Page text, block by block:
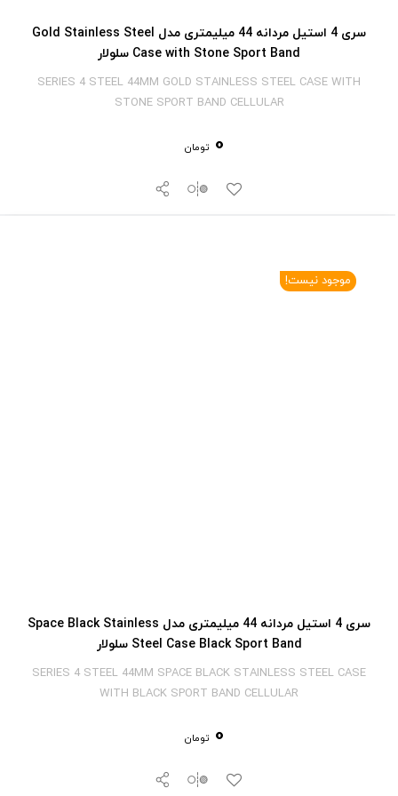
سری 4 استیل مردانه 44 میلیمتری مدل Gold Stainless Steel
Case with Stone Sport Band سلولار
SERIES 4 STEEL 44MM GOLD STAINLESS STEEL CASE WITH
STONE SPORT BAND CELLULAR
0 تومان
موجود نیست!
سری 4 استیل مردانه 44 میلیمتری مدل Space Black Stainless
Steel Case Black Sport Band سلولار
SERIES 4 STEEL 44MM SPACE BLACK STAINLESS STEEL CASE
WITH BLACK SPORT BAND CELLULAR
0 تومان